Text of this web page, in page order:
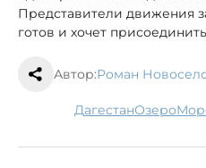
Представители движения
готов и хочет
Автор:Роман
Дагестан озеро